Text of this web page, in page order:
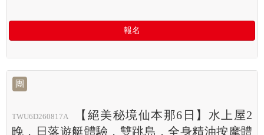
報名
團
TWU6D260817A
【絕美秘境仙本那6日】水上屋2
晚．日落遊艇體驗．雙跳島．全身精油按摩體